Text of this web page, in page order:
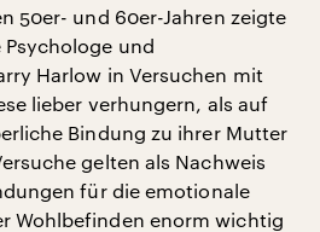
50er- und 60er-Jahren zeigte
Psychologe und
Harlow in Versuchen mit
lieber verhungern, als auf
Bindung zu ihrer Mutter
gelten als Nachweis
für die emotionale
Wohlbefinden enorm wichtig